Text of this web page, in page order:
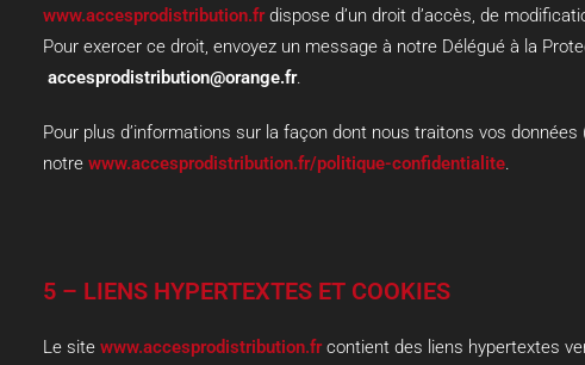
www.accesprodistribution.frdispose d’un droit d’accès, de
Pour exercer ce droit, envoyez un message à notre Délégué à la
accesprodistribution@orange.fr.
Pour plus d’informations sur la façon dont nous traitons vos
notre www.accesprodistribution.fr/politique-confidentialite.
5 – LIENS HYPERTEXTES ET COOKIES
Le site www.accesprodistribution.frcontient des liens hypertextes